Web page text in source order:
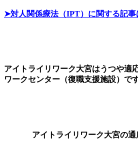
➤対人関係療法（IPT）に関する記事
アイトライリワーク大宮はうつや適
ワークセンター（復職支援施設）で
アイトライリワーク大宮の